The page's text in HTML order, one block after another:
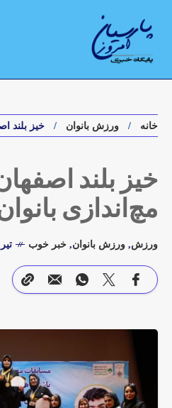
خانه ورزش بانوان خیز بلند
خیز بلند
مچ‌اندازی
ورزش, ورزش بانوان, خبر خوب تیر 15, 1405